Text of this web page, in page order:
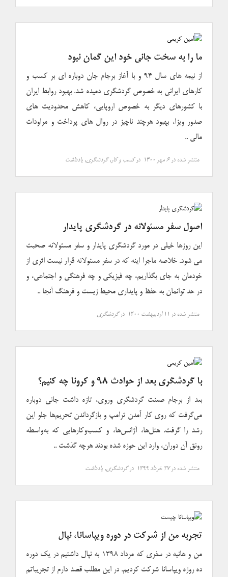
ما را به سخت جانی خود این گمان نبود
از نیمه های سال ۹۴ و با آغاز برجام جان دوباره ای بر کسب و
کارهای ایرانی به خصوص گردشگری دمیده شد. بهبود روابط ایران
با کشورهای دیگر به خصوص اروپایی، کاهش محدودیت های
صدور ویزا، بهبود هرچند ناچیز در روال های پرداخت و مراودات
مالی ..
منتشر شده در۶ مهر ۱۴۰۰ درکسب و کار,گردشگری, یادداشت
اصول سفر مسئولانه در گردشگری پایدار
این روزها خیلی در مورد گردشگری پایدار و سفر مسئولانه صحبت
می شود. خلاصه ماجرا اینه که در سفر مسئولانه قرار نیست اثری از
خودمان به جای بگذاریم، چه فیزیکی و چه فرهنگی و اجتماعی، و
در حد توانمان به حفظ و پایداری محیط زیست و فرهنگ آنجا ..
منتشر شده در ۱۱ اردیبهشت ۱۴۰۰ درگردشگری
با گردشگری بعد از حوادث ۹۸ و کرونا چه کنیم؟
بعد از برجام صعنت گردشگری وروی، تازه داشت جانی دوباره
می‌گرفت که روی کار آمدن ترامپ و بازگرداندن تحریم‌ها جلو این
رشد را گرفت. هتل‌ها، آژانس‌ها، و کسب‌وکارهایی که به‌واسطه
رونق آن دوران، وارد این حوزه شده بودند هرچه گذشت ..
منتشر شده در۲۷ خرداد ۱۳۹۹ درگردشگری, یادداشت
تجربه من از شرکت در دوره ویپاسانا، نپال
من و هانیه در سفری که مرداد ۱۳۹۸ به نپال داشتیم در یک دوره
ده روزه ویپاسانا شرکت کردیم. در این مطلب قصد دارم از تجریباتم